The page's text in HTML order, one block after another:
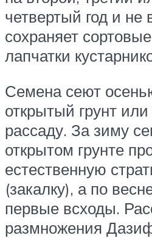
четвертый год и не
сохраняет
лапчатки
Семена сеют
открытый грунт
рассаду. За зиму
открытом грунте
естественную
(закалку), а по
первые всходы.
размножения